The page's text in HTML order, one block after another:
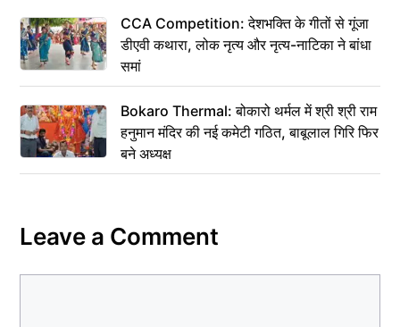
CCA Competition: देशभक्ति के गीतों से गूंजा
डीएवी कथारा, लोक नृत्य और नृत्य-नाटिका ने बांधा
समां
Bokaro Thermal: बोकारो थर्मल में श्री श्री राम
हनुमान मंदिर की नई कमेटी गठित, बाबूलाल गिरि फिर
बने अध्यक्ष
Leave a Comment